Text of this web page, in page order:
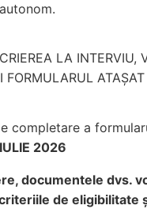
LA INTERVIU,
FORMULARUL
completare a
2026
documentele dvs.
de eligibilitate